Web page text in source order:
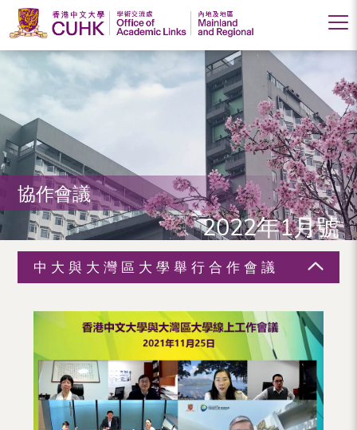
香
港
中
文
大
學
學
術
交
（內
協作會議
2022年1月號
中大與大灣區大學舉行合作會議